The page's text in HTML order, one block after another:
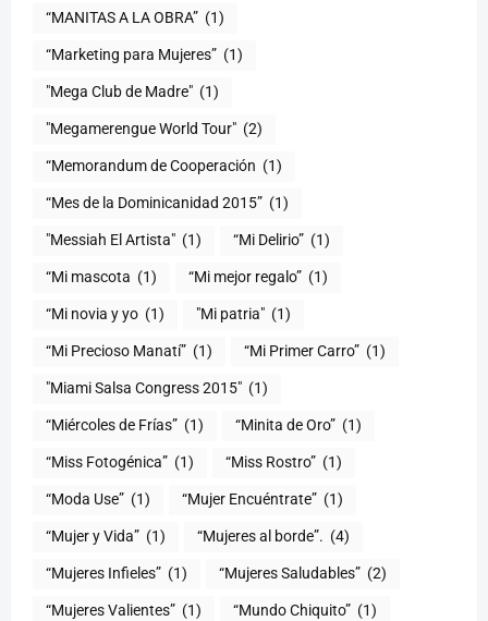
“MANITAS A LA OBRA” (1)
“Marketing para Mujeres” (1)
"Mega Club de Madre" (1)
"Megamerengue World Tour" (2)
“Memorandum de Cooperación (1)
“Mes de la Dominicanidad 2015” (1)
"Messiah El Artista" (1) “Mi Delirio” (1)
“Mi mascota (1) “Mi mejor regalo” (1)
“Mi novia y yo (1) "Mi patria" (1)
“Mi Precioso Manatí” (1) “Mi Primer Carro” (1)
"Miami Salsa Congress 2015" (1)
“Miércoles de Frías” (1) “Minita de Oro” (1)
“Miss Fotogénica” (1) “Miss Rostro” (1)
“Moda Use” (1) “Mujer Encuéntrate” (1)
(1) “Mujeres al borde”. (4)
“Mujeres Infieles” (1) “Mujeres Saludables” (2)
“Mujeres Valientes” (1) “Mundo Chiquito” (1)